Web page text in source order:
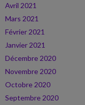
Avril 2021
Mars 2021
Février 2021
Janvier 2021
Décembre 2020
Novembre 2020
Octobre 2020
Septembre 2020